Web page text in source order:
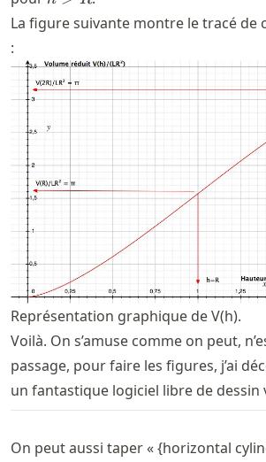
La figure suivante montre le tracé de
:
Représentation graphique de V(h).
Voilà. On s’amuse comme on peut,
passage, pour faire les figures, j’ai
un fantastique logiciel libre de dessin
On peut aussi taper « {horizontal